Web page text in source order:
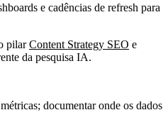
e cadências de refresh para
pilarContent Strategy SEO e
da pesquisa IA.
documentar onde os dados